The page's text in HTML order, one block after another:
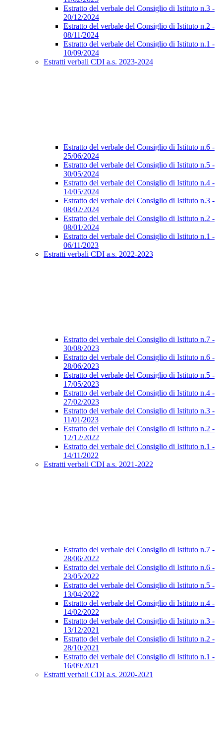
Estratto del verbale del Consiglio di Istituto n.3 -
20/12/2024
Estratto del verbale del Consiglio di Istituto n.2 -
08/11/2024
Estratto del verbale del Consiglio di Istituto n.1 -
10/09/2024
Estratti verbali CDI a.s. 2023-2024
Estratto del verbale del Consiglio di Istituto n.6 -
25/06/2024
Estratto del verbale del Consiglio di Istituto n.5 -
30/05/2024
Estratto del verbale del Consiglio di Istituto n.4 -
14/05/2024
Estratto del verbale del Consiglio di Istituto n.3 -
08/02/2024
Estratto del verbale del Consiglio di Istituto n.2 -
08/01/2024
Estratto del verbale del Consiglio di Istituto n.1 -
06/11/2023
Estratti verbali CDI a.s. 2022-2023
Estratto del verbale del Consiglio di Istituto n.7 -
30/08/2023
Estratto del verbale del Consiglio di Istituto n.6 -
28/06/2023
Estratto del verbale del Consiglio di Istituto n.5 -
17/05/2023
Estratto del verbale del Consiglio di Istituto n.4 -
27/02/2023
Estratto del verbale del Consiglio di Istituto n.3 -
11/01/2023
Estratto del verbale del Consiglio di Istituto n.2 -
12/12/2022
Estratto del verbale del Consiglio di Istituto n.1 -
14/11/2022
Estratti verbali CDI a.s. 2021-2022
Estratto del verbale del Consiglio di Istituto n.7 -
28/06/2022
Estratto del verbale del Consiglio di Istituto n.6 -
23/05/2022
Estratto del verbale del Consiglio di Istituto n.5 -
13/04/2022
Estratto del verbale del Consiglio di Istituto n.4 -
14/02/2022
Estratto del verbale del Consiglio di Istituto n.3 -
13/12/2021
Estratto del verbale del Consiglio di Istituto n.2 -
28/10/2021
Estratto del verbale del Consiglio di Istituto n.1 -
16/09/2021
Estratti verbali CDI a.s. 2020-2021